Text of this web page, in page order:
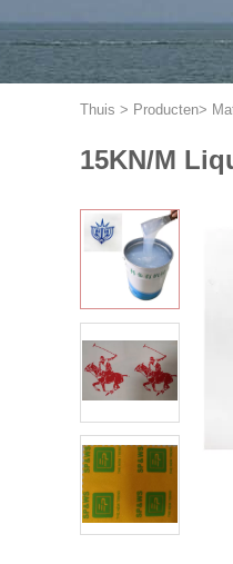
Thuis > Producten>
15KN/M